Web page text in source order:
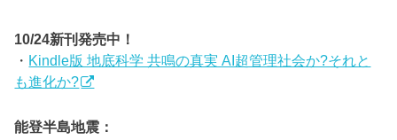
10/24新刊発売中！
・ Kindle版 地底科学 共鳴の真実 AI超管理社会か?それと
も進化か?
能登半島地震：